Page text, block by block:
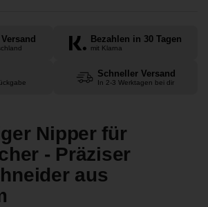
Bezahlen in 30 Tagen
mit Klarna
Schneller Versand
In 2-3 Werktagen bei dir
Nipper für
- Präziser
aus